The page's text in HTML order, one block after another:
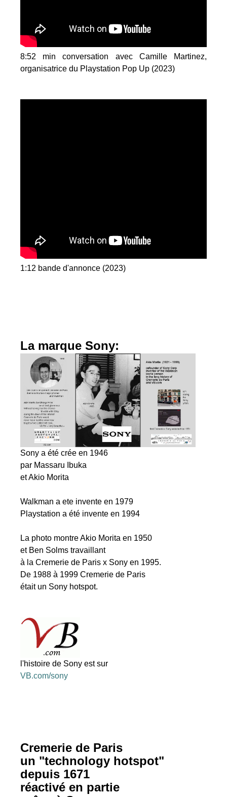
8:52 min conversation avec Camille Martinez,
organisatrice du Playstation Pop Up (2023)
1:12 bande d'annonce (2023)
La marque Sony:
Sony a été crée en 1946
par Massaru Ibuka
et Akio Morita
Walkman a ete invente en 1979
Playstation a été invente en 1994
La photo montre Akio Morita en 1950
et Ben Solms travaillant
à la Cremerie de Paris x Sony en 1995.
De 1988 à 1999 Cremerie de Paris
était un Sony hotspot.
l'histoire de Sony est sur
VB.com/sony
Cremerie de Paris
un "technology hotspot"
depuis 1671
réactivé en partie